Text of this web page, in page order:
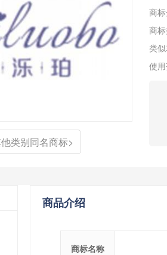
类别同名商标>
商
商
类
使
商品介绍
商标名称